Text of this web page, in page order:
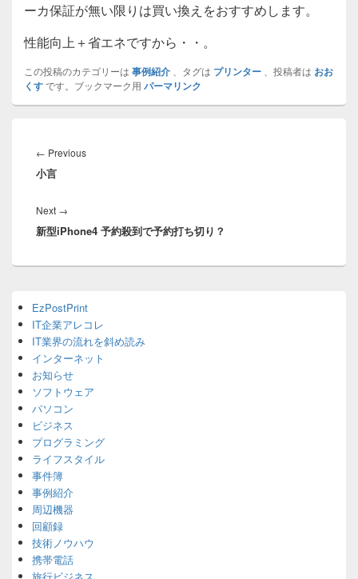
ーカ保証が無い限りは買い換えをおすすめします。
性能向上＋省エネですから・・。
この投稿のカテゴリーは 事例紹介 、タグは プリンター 、投稿者は おお
くすです。ブックマーク用 パーマリンク
稿
ナ
ゲ
ー
シ
← PreviousPrevious
小言
Next →
post:
新型iPhone4 予約殺到で予約打ち切り？
Sidebar
Widget
Area
EzPostPrint
IT企業アレコレ
IT業界の流れを斜め読み
インターネット
お知らせ
ソフトウェア
パソコン
ビジネス
プログラミング
ライフスタイル
事件簿
事例紹介
周辺機器
回顧録
技術ノウハウ
携帯電話